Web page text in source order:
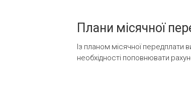
Плани місячної
Із планом місячної передплати
необхідності поповнювати